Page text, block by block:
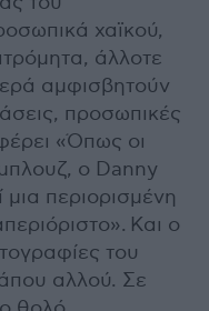
χαϊκού,
άλλοτε
αμφισβητούν
προσωπικές
«Όπως οι
ο Danny
περιορισμένη
Και ο
του
αλλού. Σε